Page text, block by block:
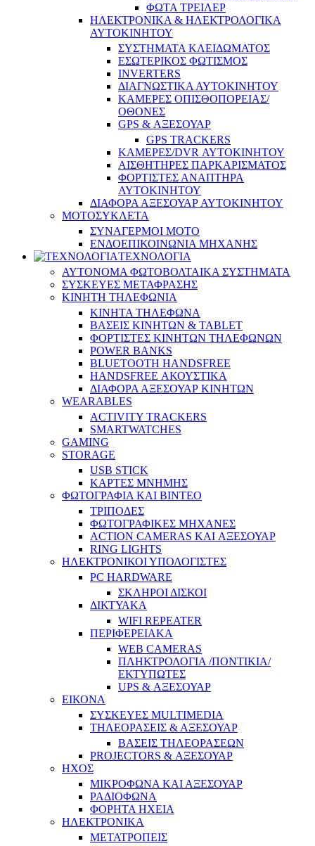
ΦΩΤΑ ΤΡΕΙΛΕΡ
ΗΛΕΚΤΡΟΝΙΚΑ & ΗΛΕΚΤΡΟΛΟΓΙΚΑ
ΑΥΤΟΚΙΝΗΤΟΥ
ΣΥΣΤΗΜΑΤΑ ΚΛΕΙΔΩΜΑΤΟΣ
ΕΣΩΤΕΡΙΚΟΣ ΦΩΤΙΣΜΟΣ
INVERTERS
ΔΙΑΓΝΩΣΤΙΚΑ ΑΥΤΟΚΙΝΗΤΟΥ
ΚΑΜΕΡΕΣ ΟΠΙΣΘΟΠΟΡΕΙΑΣ/
ΟΘΟΝΕΣ
GPS & ΑΞΕΣΟΥΑΡ
GPS TRACKERS
ΚΑΜΕΡΕΣ/DVR ΑΥΤΟΚΙΝΗΤΟΥ
ΑΙΣΘΗΤΗΡΕΣ ΠΑΡΚΑΡΙΣΜΑΤΟΣ
ΦΟΡΤΙΣΤΕΣ ΑΝΑΠΤΗΡΑ
ΑΥΤΟΚΙΝΗΤΟΥ
ΔΙΑΦΟΡΑ ΑΞΕΣΟΥΑΡ ΑΥΤΟΚΙΝΗΤΟΥ
ΜΟΤΟΣΥΚΛΕΤΑ
ΣΥΝΑΓΕΡΜΟΙ ΜΟΤΟ
ΕΝΔΟΕΠΙΚΟΙΝΩΝΙΑ ΜΗΧΑΝΗΣ
ΤΕΧΝΟΛΟΓΙΑ
ΑΥΤΟΝΟΜΑ ΦΩΤΟΒΟΛΤΑΙΚΑ ΣΥΣΤΗΜΑΤΑ
ΣΥΣΚΕΥΕΣ ΜΕΤΑΦΡΑΣΗΣ
ΚΙΝΗΤΗ ΤΗΛΕΦΩΝΙΑ
ΚΙΝΗΤΑ ΤΗΛΕΦΩΝΑ
ΒΑΣΕΙΣ ΚΙΝΗΤΩΝ & TABLET
ΦΟΡΤΙΣΤΕΣ ΚΙΝΗΤΩΝ ΤΗΛΕΦΩΝΩΝ
POWER BANKS
BLUETOOTH HANDSFREE
HANDSFREE ΑΚΟΥΣΤΙΚΑ
ΔΙΑΦΟΡΑ ΑΞΕΣΟΥΑΡ ΚΙΝΗΤΩΝ
WEARABLES
ACTIVITY TRACKERS
SMARTWATCHES
GAMING
STORAGE
USB STICK
ΚΑΡΤΕΣ ΜΝΗΜΗΣ
ΦΩΤΟΓΡΑΦΙΑ ΚΑΙ ΒΙΝΤΕΟ
ΤΡΙΠΟΔΕΣ
ΦΩΤΟΓΡΑΦΙΚΕΣ ΜΗΧΑΝΕΣ
ACTION CAMERAS KAI ΑΞΕΣΟΥΑΡ
RING LIGHTS
ΗΛΕΚΤΡΟΝΙΚΟΙ ΥΠΟΛΟΓΙΣΤΕΣ
PC HARDWARE
ΣΚΛΗΡΟΙ ΔΙΣΚΟΙ
ΔΙΚΤΥΑΚΑ
WIFI REPEATER
ΠΕΡΙΦΕΡΕΙΑΚΑ
WEB CAMERAS
ΠΛΗΚΤΡΟΛΟΓΙΑ /ΠΟΝΤΙΚΙΑ/
ΕΚΤΥΠΩΤΕΣ
UPS & ΑΞΕΣΟΥΑΡ
ΕΙΚΟΝΑ
ΣΥΣΚΕΥΕΣ MULTIMEDIA
ΤΗΛΕΟΡΑΣΕΙΣ & ΑΞΕΣΟΥΑΡ
ΒΑΣΕΙΣ ΤΗΛΕΟΡΑΣΕΩΝ
PROJECTORS & ΑΞΕΣΟΥΑΡ
ΗΧΟΣ
ΜΙΚΡΟΦΩΝΑ ΚΑΙ ΑΞΕΣΟΥΑΡ
ΡΑΔΙΟΦΩΝΑ
ΦΟΡΗΤΑ ΗΧΕΙΑ
ΗΛΕΚΤΡΟΝΙΚΑ
ΜΕΤΑΤΡΟΠΕΙΣ